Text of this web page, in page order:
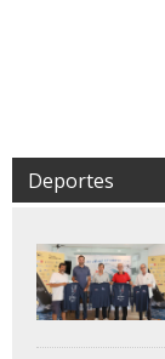
Deportes